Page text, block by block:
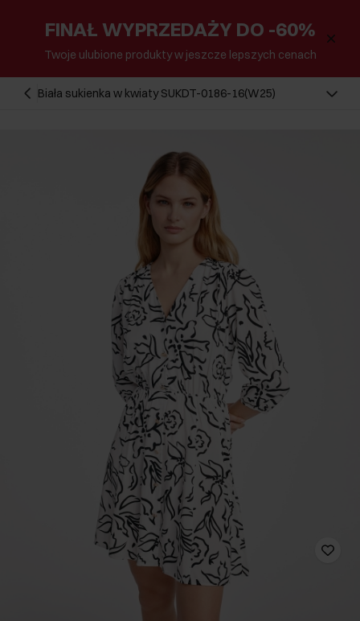
FINAŁ WYPRZEDAŻY DO -60%
Twoje ulubione produkty w jeszcze lepszych cenach
Biała sukienka w kwiaty SUKDT-0186-16(W25)